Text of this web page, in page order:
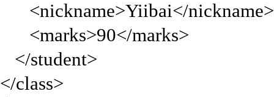
<nickname>Yiibai</
<marks>90</marks>
</student>
</class>